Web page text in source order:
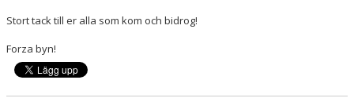
Stort tack till er alla som kom och bidrog!
Forza byn!